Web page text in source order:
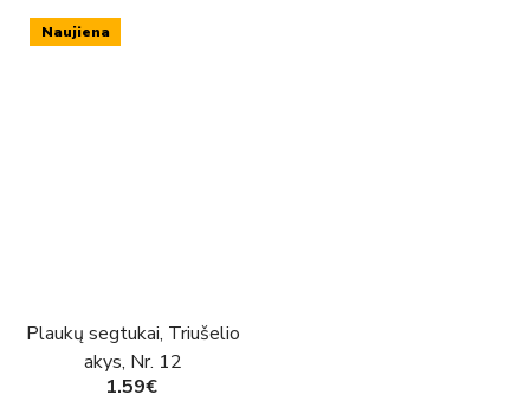
Naujiena
Plaukų segtukai, Triušelio
akys, Nr. 12
1.59€